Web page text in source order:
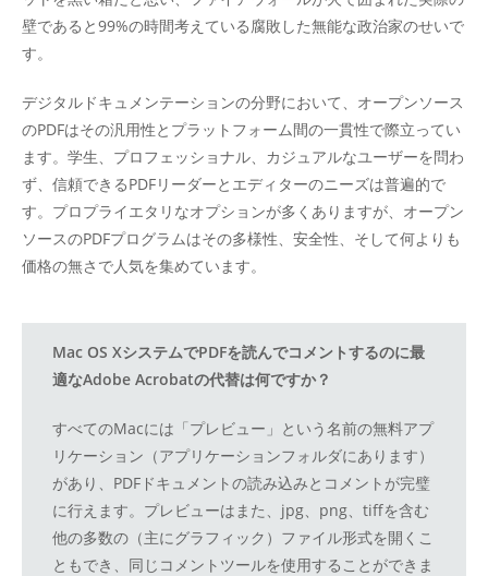
壁であると99%の時間考えている腐敗した無能な政治家のせいで
す。
デジタルドキュメンテーションの分野において、オープンソース
のPDFはその汎用性とプラットフォーム間の一貫性で際立ってい
ます。学生、プロフェッショナル、カジュアルなユーザーを問わ
ず、信頼できるPDFリーダーとエディターのニーズは普遍的で
す。プロプライエタリなオプションが多くありますが、オープン
ソースのPDFプログラムはその多様性、安全性、そして何よりも
価格の無さで人気を集めています。
Mac OS XシステムでPDFを読んでコメントするのに最
適なAdobe Acrobatの代替は何ですか？
すべてのMacには「プレビュー」という名前の無料アプ
リケーション（アプリケーションフォルダにあります）
があり、PDFドキュメントの読み込みとコメントが完璧
に行えます。プレビューはまた、jpg、png、tiffを含む
他の多数の（主にグラフィック）ファイル形式を開くこ
ともでき、同じコメントツールを使用することができま